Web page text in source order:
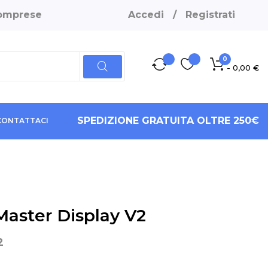
Accedi / Registrati
0
- 0,00 €
SPEDIZIONE GRATUITA OLTRE 250€
Display V2